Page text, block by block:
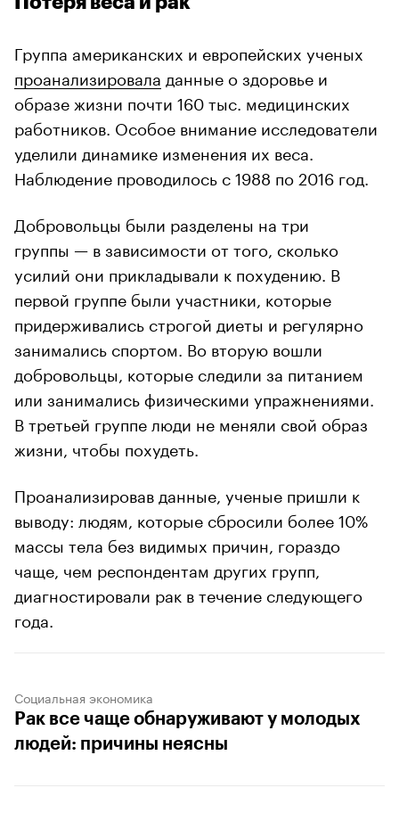
Группа американских и европейских ученых
проанализировала данные о здоровье и
образе жизни почти 160 тыс. медицинских
работников. Особое внимание исследователи
уделили динамике изменения их веса.
Наблюдение проводилось с 1988 по 2016 год.
Добровольцы были разделены на три
группы — в зависимости от того, сколько
усилий они прикладывали к похудению. В
первой группе были участники, которые
придерживались строгой диеты и регулярно
занимались спортом. Во вторую вошли
добровольцы, которые следили за питанием
или занимались физическими упражнениями.
В третьей группе люди не меняли свой образ
жизни, чтобы похудеть.
Проанализировав данные, ученые пришли к
выводу: людям, которые сбросили более 10%
массы тела без видимых причин, гораздо
чаще, чем респондентам других групп,
диагностировали рак в течение следующего
года.
Социальная экономика
Рак все чаще обнаруживают у молодых
людей: причины неясны